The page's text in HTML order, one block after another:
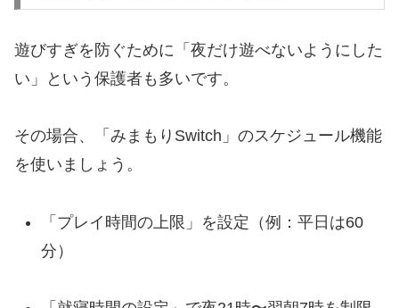
遊びすぎを防ぐために「夜だけ遊べないようにした
い」という保護者も多いです。
その場合、「みまもりSwitch」のスケジュール機能
を使いましょう。
「プレイ時間の上限」を設定（例：平日は60
分）